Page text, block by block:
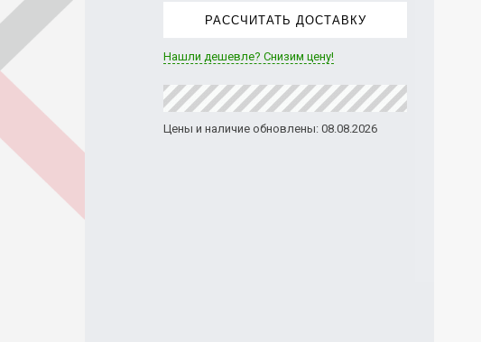
РАССЧИТАТЬ ДОСТАВКУ
Нашли дешевле? Снизим цену!
Цены и наличие обновлены: 08.08.2026